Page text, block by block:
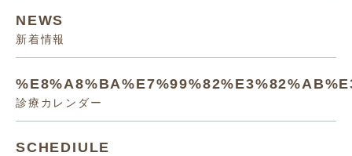
NEWS
新着情報
診療カレンダー
SCHEDIULE